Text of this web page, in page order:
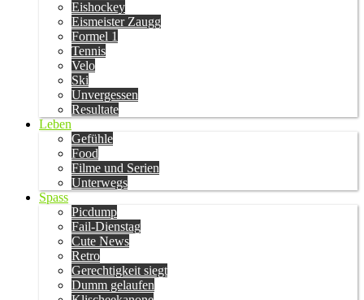
Eishockey
Eismeister Zaugg
Formel 1
Tennis
Velo
Ski
Unvergessen
Resultate
Leben
Gefühle
Food
Filme und Serien
Unterwegs
Spass
Picdump
Fail-Dienstag
Cute News
Retro
Gerechtigkeit siegt
Dumm gelaufen